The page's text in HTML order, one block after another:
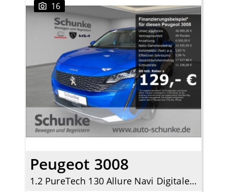
16
Peugeot 3008
1.2 PureTech 130 Allure Navi Digitales Cockpit LED Apple CarPlay Android Auto